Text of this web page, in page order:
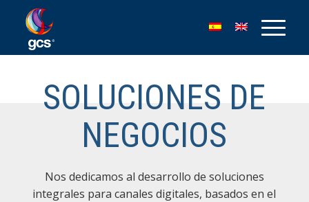
SOLUCIONES DE
NEGOCIOS
Nos dedicamos al desarrollo de soluciones
integrales para canales digitales, basados en el